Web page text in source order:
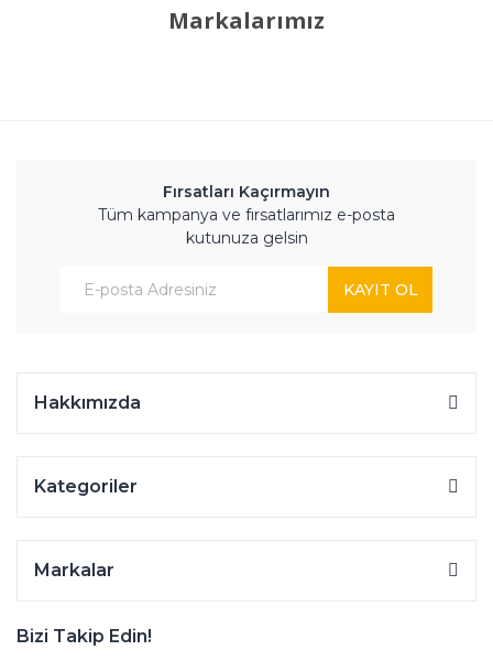
Markalarımız
Fırsatları Kaçırmayın
Tüm kampanya ve fırsatlarımız e-posta
kutunuza gelsin
KAYIT OL
Hakkımızda
Kategoriler
Markalar
Bizi Takip Edin!